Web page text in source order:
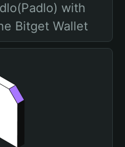
with
Bitget Wallet